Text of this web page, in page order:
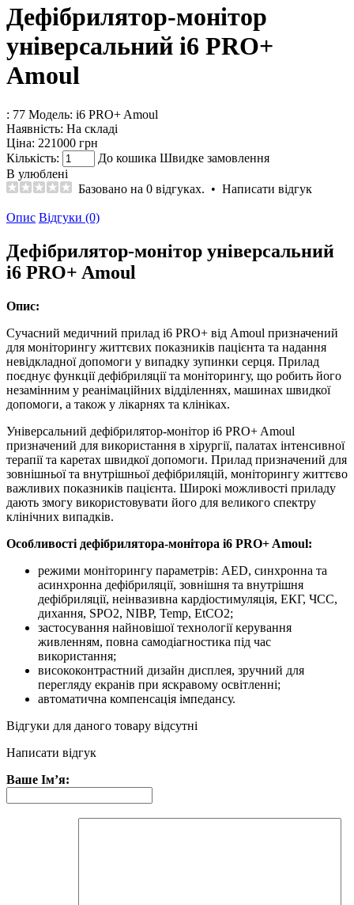
Дефібрилятор-монітор
універсальний i6 PRO+
Amoul
: 77 Модель: i6 PRO+ Amoul
Наявність: На складі
Ціна: 221000 грн
Кількість:
До кошика Швидке замовлення
В улюблені
Базовано на 0 відгуках. • Написати відгук
Опис Відгуки (0)
Дефібрилятор-монітор універсальний
i6 PRO+ Amoul
Опис:
Cучасний медичний прилад і6 PRO+ від Amoul призначений
для моніторингу життєвих показників пацієнта та надання
невідкладної допомоги у випадку зупинки серця. Прилад
поєднує функції дефібриляції та моніторингу, що робить його
незамінним у реанімаційних відділеннях, машинах швидкої
допомоги, а також у лікарнях та клініках.
Універсальний дефібрилятор-монітор і6 PRO+ Amoul
призначений для використання в хірургії, палатах інтенсивної
терапії та каретах швидкої допомоги. Прилад призначений для
зовнішньої та внутрішньої дефібриляцій, моніторингу життєво
важливих показників пацієнта. Широкі можливості приладу
дають змогу використовувати його для великого спектру
клінічних випадків.
Особливості дефібрилятора-монітора і6 PRO+ Amoul:
режими моніторингу параметрів: AED, синхронна та
асинхронна дефібриляції, зовнішня та внутрішня
дефібриляції, неінвазивна кардіостимуляція, ЕКГ, ЧСС,
дихання, SPO2, NIBP, Temp, EtCO2;
застосування найновішої технології керування
живленням, повна самодіагностика під час
використання;
висококонтрастний дизайн дисплея, зручний для
перегляду екранів при яскравому освітленні;
автоматична компенсація імпедансу.
Відгуки для даного товару відсутні
Написати відгук
Ваше Ім’я: